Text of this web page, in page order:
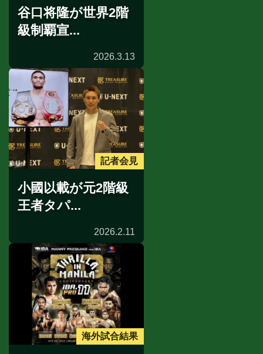
谷口将隆が世界2階
級制覇宣...
2026.3.13
記者会見
小國以載が元2階級
王者タパ...
2026.2.11
海外試合結果